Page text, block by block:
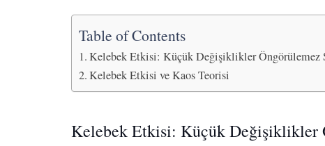
Table of Contents
Kelebek Etkisi: Küçük Değişiklikler Öngörülemez
Kelebek Etkisi ve Kaos Teorisi
Kelebek Etkisi: Küçük Değişiklikler